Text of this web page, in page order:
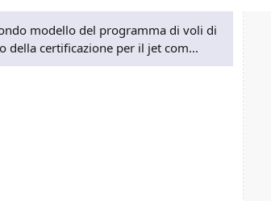
modello del programma di voli di
della certificazione per il jet com...